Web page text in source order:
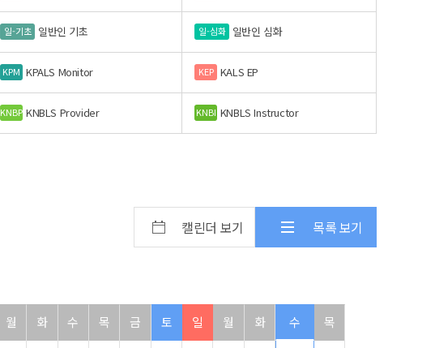
일-기초 일반인 기초 일-심화 일반인 심화
KPM KPALS Monitor KEP KALS EP
KNBP KNBLS Provider KNBI KNBLS Instructor
캘린더 보기 목록 보기
월 화 수 목 금 토 일 월 화 수 목